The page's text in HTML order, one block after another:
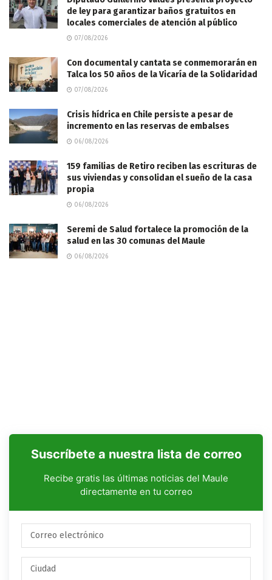
de ley para garantizar baños gratuitos en
locales comerciales de atención al público
07/08/2026
Con documental y cantata se conmemorarán en
Talca los 50 años de la Vicaría de la Solidaridad
07/08/2026
Crisis hídrica en Chile persiste a pesar de
incremento en las reservas de embalses
06/08/2026
159 familias de Retiro reciben las escrituras de
sus viviendas y consolidan el sueño de la casa
propia
06/08/2026
Seremi de Salud fortalece la promoción de la
salud en las 30 comunas del Maule
06/08/2026
Suscríbete a nuestra lista de correo
Recibe gratis las últimas noticias del Maule
directamente en tu correo